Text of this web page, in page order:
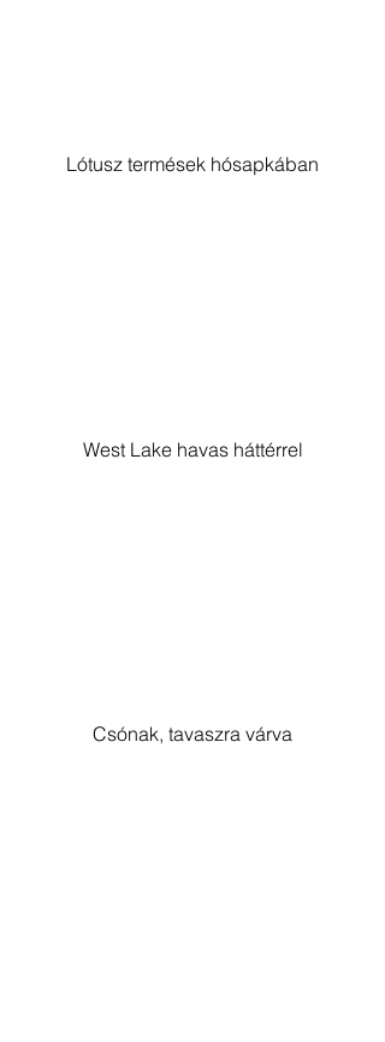
Lótusz termések hósapkában
West Lake havas háttérrel
Csónak, tavaszra várva